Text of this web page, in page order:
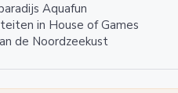
Aquafun
in House of Games
de Noordzeekust